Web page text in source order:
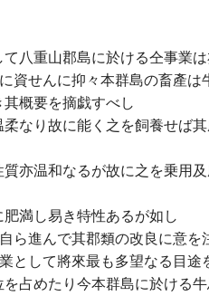
八重山郡島に於ける仝事業
資せんに抑々本群島の畜產は
概要を摘戯すべし
なり故に能く之を飼養せば
亦温和なるが故に之を乗用
満し易き特性あるが如し
進んで其郡類の改良に意を
として將來最も多望なる目
占めたり今本群島に於ける